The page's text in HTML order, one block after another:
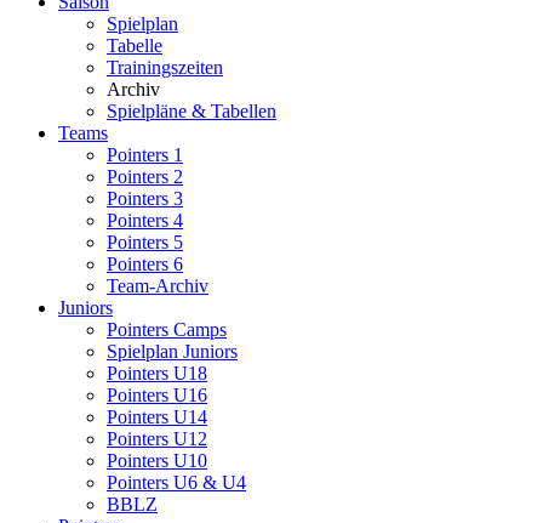
Spielplan
Tabelle
Trainingszeiten
Archiv
Spielpläne & Tabellen
Teams
Pointers 1
Pointers 2
Pointers 3
Pointers 4
Pointers 5
Pointers 6
Team-Archiv
Juniors
Pointers Camps
Spielplan Juniors
Pointers U18
Pointers U16
Pointers U14
Pointers U12
Pointers U10
Pointers U6 & U4
BBLZ